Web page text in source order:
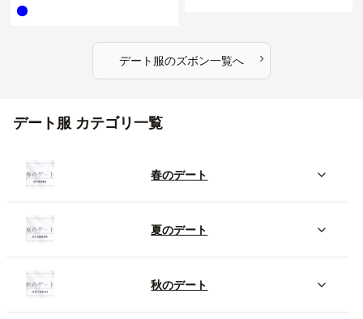
デート服のズボン一覧へ ›
デート服 カテゴリ一覧
春のデート
夏のデート
秋のデート